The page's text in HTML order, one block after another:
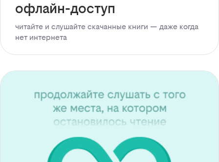
офлайн-доступ
читайте и слушайте скачанные книги — даже когда
нет интернета